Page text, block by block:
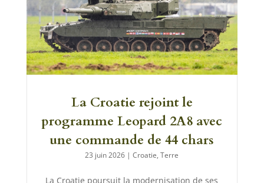
La Croatie rejoint le
programme Leopard 2A8 avec
une commande de 44 chars
23 juin 2026 |Croatie,Terre
La Croatie poursuit la modernisation de ses